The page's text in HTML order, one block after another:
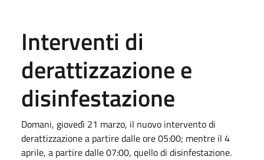
Interventi di
derattizzazione e
disinfestazione
Domani, giovedì 21 marzo, il nuovo intervento di
derattizzazione a partire dalle ore 05:00; mentre il 4
aprile, a partire dalle 07:00, quello di disinfestazione.